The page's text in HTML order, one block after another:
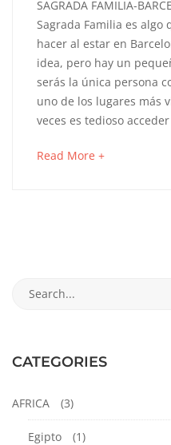
COMO
VISITAR
LA
FAMILIA
23,
2021-
04-
12T22:41:22-
SAGRADA FAMILIA-
Sagrada Familia es
hacer al estar en
idea, pero hay un
serás la única persona
uno de los lugares más
veces es tedioso acceder
Read More +about
CATEGORIES
AFRICA (3)
Egipto (1)